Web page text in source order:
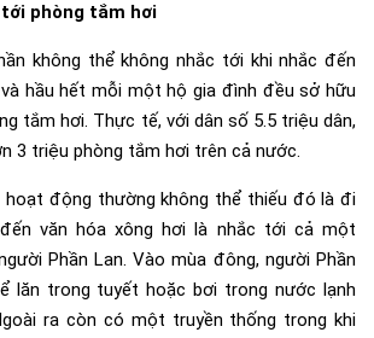
phòng tắm hơi
không thể không nhắc tới khi nhắc đến
hầu hết mỗi một hộ gia đình đều sở hữu
tắm hơi. Thực tế, với dân số 5.5 triệu dân,
3 triệu phòng tắm hơi trên cả nước.
hoạt động thường không thể thiếu đó là đi
văn hóa xông hơi là nhắc tới cả một
Phần Lan. Vào mùa đông, người Phần
lăn trong tuyết hoặc bơi trong nước lạnh
ra còn có một truyền thống trong khi